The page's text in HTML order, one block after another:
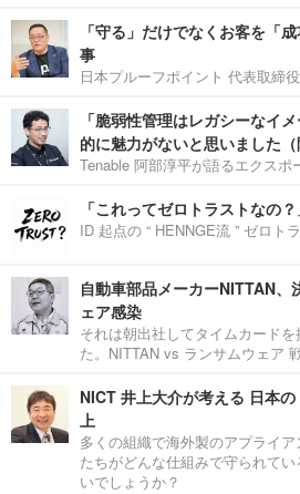
「守る」だけでなくお客を「
事
日本プルーフポイント 代表取締
「脆弱性管理はレガシーなイ
的に魅力がないと思いました（
Tenable 阿部淳平が語るエクスポ
「これってゼロトラストなの
ID 起点の “ HENNGE流 ” ゼロト
自動車部品メーカーNITTAN、
ェア感染
それは朝出社してタイムカード
た。NITTAN vs ランサムウェア
NICT 井上大介が考える 日本
上
多くの組織で海外製のアプライ
たちがどんな仕組みで守られて
いでしょうか？